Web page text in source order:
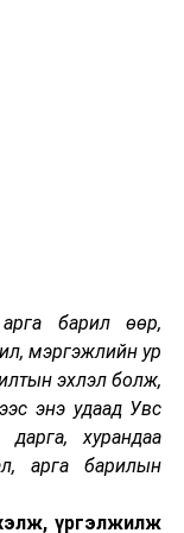
Тэрбээр
холбогдсон
хамтын
өрнөж, дээд,
давтамжийг
л салбарт
байна гэв.
барил өөр,
мэргэжлийн ур
эхлэл болж,
энэ удаад Увс
хурандаа
арга барилын
үргэлжилж